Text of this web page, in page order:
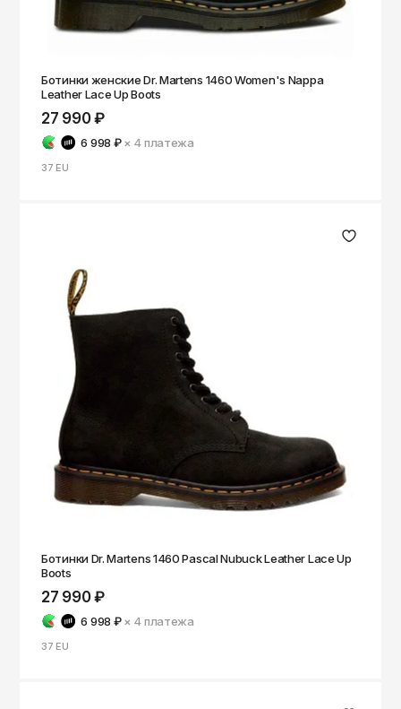
Ботинки женские Dr. Martens 1460 Women's Nappa
Leather Lace Up Boots
27 990 ₽
6 998 ₽ × 4платежа
37 EU
Ботинки Dr. Martens 1460 Pascal Nubuck Leather Lace Up
Boots
27 990 ₽
6 998 ₽ × 4платежа
37 EU
Саратов
Сергиев Посад
Симферополь
Смоленск
Сочи
Сыктывкар
Тамбов
Тольятти
Тюмень
Улан-Удэ
Уфа
Ухта
Хабаровск
Ханты-Мансийск